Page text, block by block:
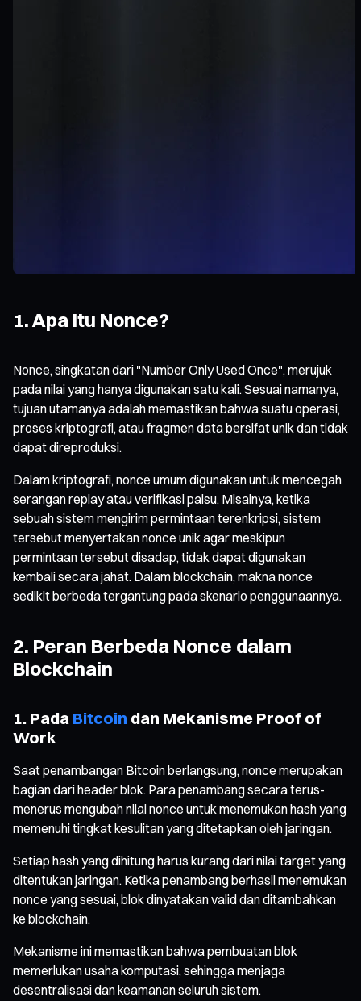
1. Apa Itu Nonce?
Nonce, singkatan dari "Number Only Used Once", merujuk
pada nilai yang hanya digunakan satu kali. Sesuai namanya,
tujuan utamanya adalah memastikan bahwa suatu operasi,
proses kriptografi, atau fragmen data bersifat unik dan tidak
dapat direproduksi.
Dalam kriptografi, nonce umum digunakan untuk mencegah
serangan replay atau verifikasi palsu. Misalnya, ketika
sebuah sistem mengirim permintaan terenkripsi, sistem
tersebut menyertakan nonce unik agar meskipun
permintaan tersebut disadap, tidak dapat digunakan
kembali secara jahat. Dalam blockchain, makna nonce
sedikit berbeda tergantung pada skenario penggunaannya.
2. Peran Berbeda Nonce dalam
Blockchain
1. Pada Bitcoin dan Mekanisme Proof of
Work
Saat penambangan Bitcoin berlangsung, nonce merupakan
bagian dari header blok. Para penambang secara terus-
menerus mengubah nilai nonce untuk menemukan hash yang
memenuhi tingkat kesulitan yang ditetapkan oleh jaringan.
Setiap hash yang dihitung harus kurang dari nilai target yang
ditentukan jaringan. Ketika penambang berhasil menemukan
nonce yang sesuai, blok dinyatakan valid dan ditambahkan
ke blockchain.
Mekanisme ini memastikan bahwa pembuatan blok
memerlukan usaha komputasi, sehingga menjaga
desentralisasi dan keamanan seluruh sistem.